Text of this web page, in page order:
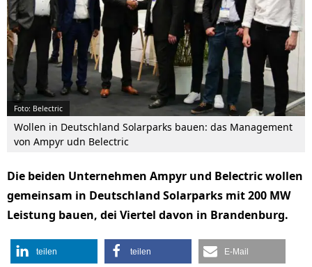
Foto: Belectric
Wollen in Deutschland Solarparks bauen: das Management
von Ampyr udn Belectric
Die beiden Unternehmen Ampyr und Belectric wollen
gemeinsam in Deutschland Solarparks mit 200 MW
Leistung bauen, dei Viertel davon in Brandenburg.
teilen teilen E-Mail